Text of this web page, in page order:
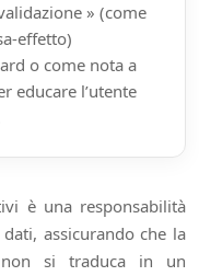
» (come
effetto)
o come nota a
educare l’utente
è una responsabilità
assicurando che la
non si traduca in un